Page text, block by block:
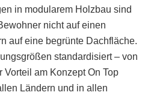
in modularem Holzbau sind
nicht auf einen
auf eine begrünte Dachfläche.
standardisiert – von
Vorteil am Konzept On Top
Ländern und in allen